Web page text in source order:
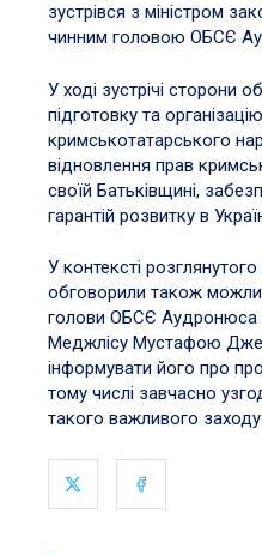
зустрівся з міністром
чинним головою ОБСЄ
У ході зустрічі сторони
підготовку та
кримськотатарського
відновлення прав
своїй Батьківщині,
гарантій розвитку в
У контексті
обговорили також
голови ОБСЄ Аудронюса
Меджлісу Мустафою
інформувати його про
тому числі завчасно
такого важливого заходу.